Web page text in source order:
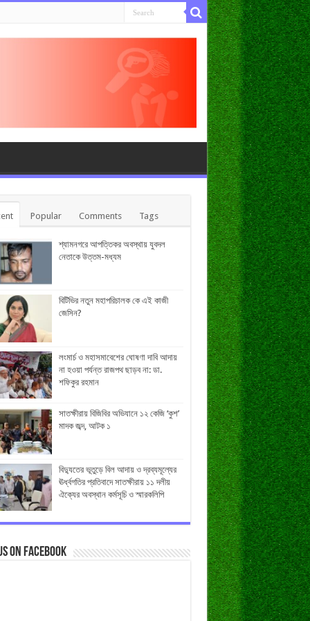
Popular Comments Tags
শ্যামনগরে আপত্তিকর অবস্থায় যুবদল
নেতাকে উত্তম-মধ্যম
বিটিভির নতুন মহাপরিচালক কে এই কাজী
জেসিন?
লংমার্চ ও মহাসমাবেশের ঘোষণা দাবি আদায়
না হওয়া পর্যন্ত রাজপথ ছাড়ব না: ডা.
শফিকুর রহমান
সাতক্ষীরায় বিজিবির অভিযানে ১২ কেজি ‘কুশ’
মাদক জব্দ, আটক ১
বিদ্যুতের ভূতুড়ে বিল আদায় ও দ্রব্যমূল্যের
ঊর্ধ্বগতির প্রতিবাদে সাতক্ষীরায় ১১ দলীয়
ঐক্যের অবস্থান কর্মসূচি ও স্মারকলিপি
on Facebook